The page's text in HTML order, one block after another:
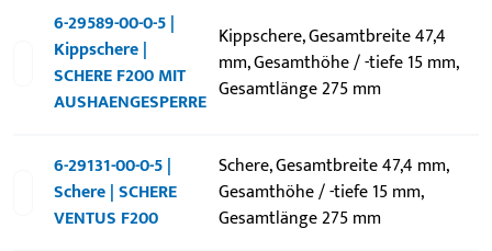
6-29589-00-0-5 |
Kippschere |
SCHERE F200 MIT
AUSHAENGESPERRE
Kippschere, Gesamtbreite 47,4
mm, Gesamthöhe / -tiefe 15 mm,
Gesamtlänge 275 mm
6-29131-00-0-5 |
Schere | SCHERE
VENTUS F200
Schere, Gesamtbreite 47,4 mm,
Gesamthöhe / -tiefe 15 mm,
Gesamtlänge 275 mm